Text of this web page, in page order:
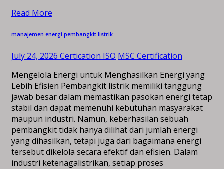
Read More
manajemen energi pembangkit listrik
July 24, 2026 Certication ISO MSC Certification
Mengelola Energi untuk Menghasilkan Energi yang
Lebih Efisien Pembangkit listrik memiliki tanggung
jawab besar dalam memastikan pasokan energi tetap
stabil dan dapat memenuhi kebutuhan masyarakat
maupun industri. Namun, keberhasilan sebuah
pembangkit tidak hanya dilihat dari jumlah energi
yang dihasilkan, tetapi juga dari bagaimana energi
tersebut dikelola secara efektif dan efisien. Dalam
industri ketenagalistrikan, setiap proses